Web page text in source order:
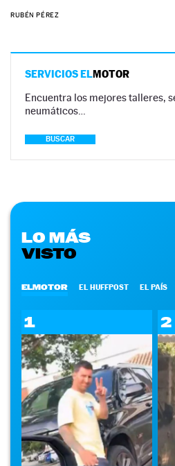
RUBÉN PÉREZ
SERVICIOS ELMOTOR
Encuentra los mejores talleres,
neumáticos…
BUSCAR
LO MÁS
VISTO
ELMOTOR EL HUFFPOST EL PAÍS
1 2